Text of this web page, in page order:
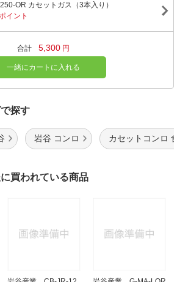
OR カセットガス（3本入り）
イント
合計 5,300 円
一緒にカートに入れる
探す
岩谷 コンロ カセットコンロ
買われている商品